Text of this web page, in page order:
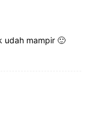
udah mampir 🙂